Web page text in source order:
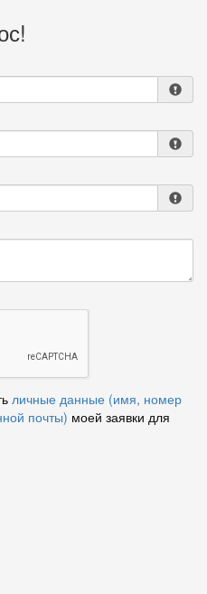
личные данные (имя, номер
почты) моей заявки для